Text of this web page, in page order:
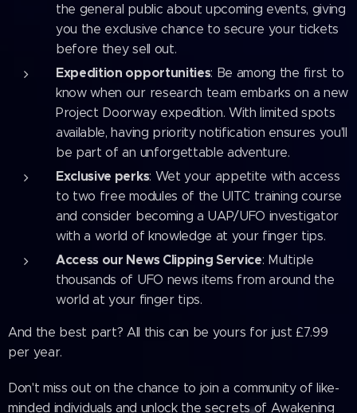
the general public about upcoming events, giving
you the exclusive chance to secure your tickets
before they sell out.
Expedition opportunities: Be among the first to
know when our research team embarks on a new
Project Doorway expedition. With limited spots
available, having priority notification ensures you'll
be part of an unforgettable adventure.
Exclusive perks: Wet your appetite with access
to two free modules of the UITC training course
and consider becoming a UAP/UFO investigator
with a world of knowledge at your finger tips.
Access our News Clipping Service: Multiple
thousands of UFO news items from around the
world at your finger tips.
And the best part? All this can be yours for just £7.99
per year.
Don't miss out on the chance to join a community of like-
minded individuals and unlock the secrets of Awakening